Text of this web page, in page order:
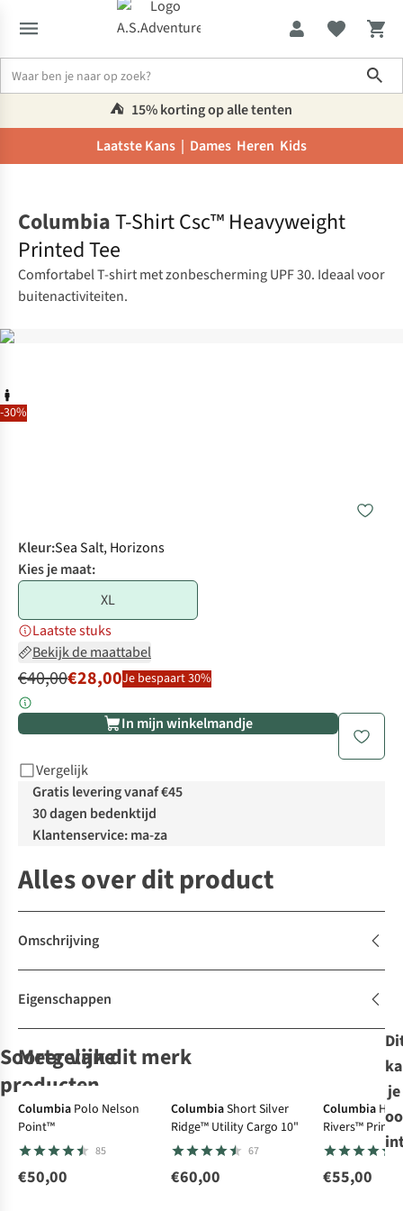
⛺️ 15% korting op alle tenten
Laatste Kans | Dames Heren Kids
-30%
ColumbiaT-Shirt Csc™ Heavyweight
Printed Tee
Comfortabel T-shirt met zonbescherming UPF 30. Ideaal voor
buitenactiviteiten.
Kleur:Sea Salt, Horizons
Kies je maat:
XL
Laatste stuks
Bekijk de maattabel
€40,00€28,00Je bespaart 30%
In mijn winkelmandje
Vergelijk
Gratis levering vanaf €45
30 dagen bedenktijd
Klantenservice: ma-za
Alles over dit product
Omschrijving
Eigenschappen
Soortgelijke
producten
Sprayway
Shirt Mirror Tee
The North Face
T-Shirt M
Evolution Box
Nse Regular
T-Shirt M
Evolution
Simple Dome
T-Shirt M
Evolution Box
Nse Regular
Meer van dit merk
Columbia Polo Nelson
Point™
85
€50,00
ColumbiaShort Silver
Ridge™ Utility Cargo 10"
67
€60,00
Columbia
Rivers™
Sleeve Shirt
€55,00
je